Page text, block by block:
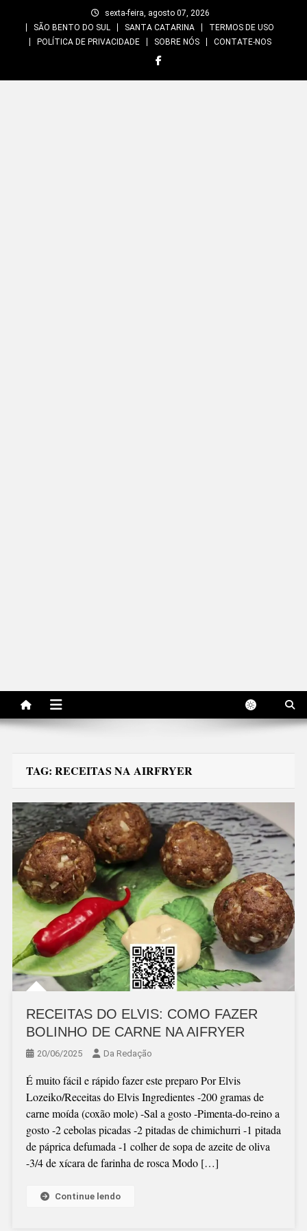
sexta-feira, agosto 07, 2026
SÃO BENTO DO SUL
SANTA CATARINA
TERMOS DE USO
POLÍTICA DE PRIVACIDADE
SOBRE NÓS CONTATE-NOS
TAG: RECEITAS NA AIRFRYER
RECEITAS DO ELVIS: COMO FAZER
BOLINHO DE CARNE NA AIFRYER
20/06/2025 Da Redação
É muito fácil e rápido fazer este preparo Por Elvis
Lozeiko/Receitas do Elvis Ingredientes -200 gramas de
carne moída (coxão mole) -Sal a gosto -Pimenta-do-reino a
gosto -2 cebolas picadas -2 pitadas de chimichurri -1 pitada
de páprica defumada -1 colher de sopa de azeite de oliva
-3/4 de xícara de farinha de rosca Modo […]
Continue lendo